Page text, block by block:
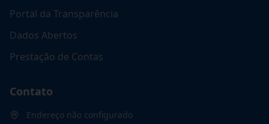
Portal da Transparência
Dados Abertos
Prestação de Contas
Contato
Endereço não configurado